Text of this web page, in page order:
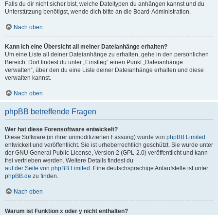
Falls du dir nicht sicher bist, welche Dateitypen du anhängen kannst und du
Unterstützung benötigst, wende dich bitte an die Board-Administration.
Nach oben
Kann ich eine Übersicht all meiner Dateianhänge erhalten?
Um eine Liste all deiner Dateianhänge zu erhalten, gehe in den persönlichen
Bereich. Dort findest du unter „Einstieg“ einen Punkt „Dateianhänge
verwalten“, über den du eine Liste deiner Dateianhänge erhalten und diese
verwalten kannst.
Nach oben
phpBB betreffende Fragen
Wer hat diese Forensoftware entwickelt?
Diese Software (in ihrer unmodifizierten Fassung) wurde von phpBB Limited
entwickelt und veröffentlicht. Sie ist urheberrechtlich geschützt. Sie wurde unter
der GNU General Public License, Version 2 (GPL-2.0) veröffentlicht und kann
frei vertrieben werden. Weitere Details findest du
auf der Seite von phpBB Limited . Eine deutschsprachige Anlaufstelle ist unter
phpBB.de zu finden.
Nach oben
Warum ist Funktion x oder y nicht enthalten?